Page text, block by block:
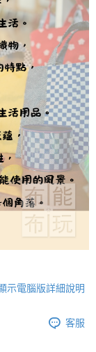
示電腦版詳細說明
客服